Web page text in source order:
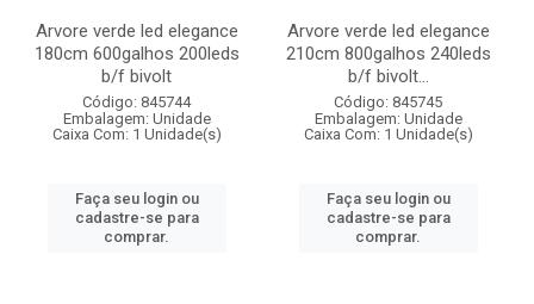
Arvore verde led elegance
180cm 600galhos 200leds
b/f bivolt
Código: 845744
Embalagem: Unidade
Caixa Com: 1 Unidade(s)
Faça seu login ou
cadastre-se para
comprar.
Arvore verde led elegance
210cm 800galhos 240leds
b/f bivolt...
Código: 845745
Embalagem: Unidade
Caixa Com: 1 Unidade(s)
Faça seu login ou
cadastre-se para
comprar.